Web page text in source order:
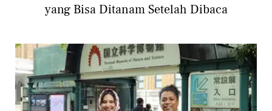
yang Bisa Ditanam Setelah Dibaca